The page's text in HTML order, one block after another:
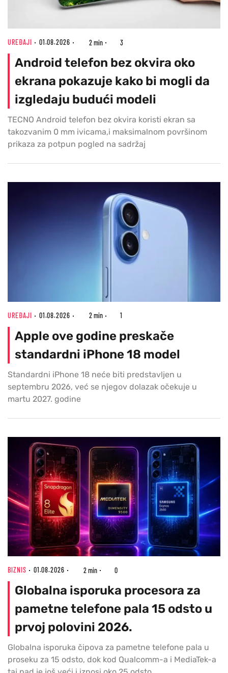
UREĐAJI 01.08.2026 2 min 3
Android telefon bez okvira oko
ekrana pokazuje kako bi mogli da
izgledaju budući modeli
TECNO Android telefon bez okvira koristi ekran sa
takozvanim 0 mm ivicama,i maksimalnom površinom
prikaza za potpun pogled na sadržaj
UREĐAJI 01.08.2026 2 min 1
Apple ove godine preskače
standardni iPhone 18 model
Standardni iPhone 18 neće biti predstavljen u
septembru 2026, već se njegov dolazak očekuje u
martu 2027. godine
BIZNIS 01.08.2026 2 min 0
Globalna isporuka procesora za
pametne telefone pala 15 odsto u
prvoj polovini 2026.
Globalna isporuka čipova za pametne telefone pala u
proseku za 15 odsto, dok kod Qualcomm-a i MediaTek-a